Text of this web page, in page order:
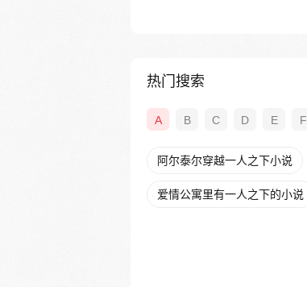
热门搜索
A B C D E F
阿尔泰尔穿越一人之下小说
爱情公寓里有一人之下的小说